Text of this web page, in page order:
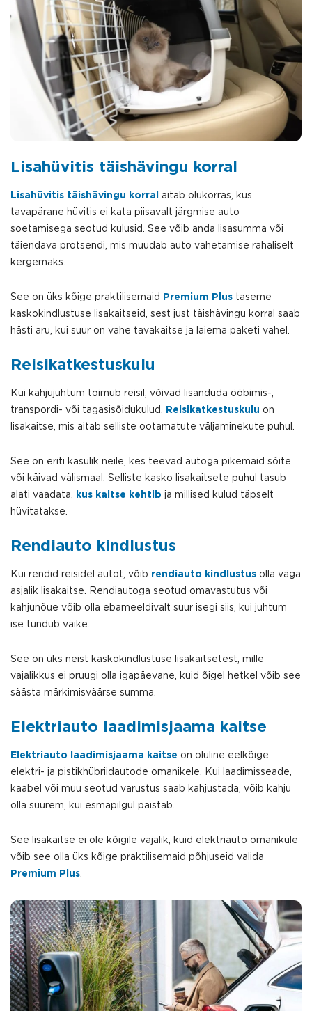
Lisahüvitis täishävingu korral
Lisahüvitis täishävingu korral
aitab olukorras, kus
tavapärane hüvitis ei kata piisavalt järgmise auto
soetamisega seotud kulusid. See võib anda lisasumma või
täiendava protsendi, mis muudab auto vahetamise rahaliselt
kergemaks.
See on üks kõige praktilisemaid Premium Plus taseme
kaskokindlustuse lisakaitseid, sest just täishävingu korral saab
hästi aru, kui suur on vahe tavakaitse ja laiema paketi vahel.
Reisikatkestuskulu
Kui kahjujuhtum toimub reisil, võivad lisanduda ööbimis-,
transpordi- või tagasisõidukulud.
Reisikatkestuskulu on
lisakaitse, mis aitab selliste ootamatute väljaminekute puhul.
See on eriti kasulik neile, kes teevad autoga pikemaid sõite
või käivad välismaal. Selliste kasko lisakaitsete puhul tasub
alati vaadata,
kus kaitse kehtib ja millised kulud täpselt
hüvitatakse.
Rendiauto kindlustus
Kui rendid reisidel autot, võib rendiauto kindlustus olla väga
asjalik lisakaitse. Rendiautoga seotud omavastutus või
kahjunõue võib olla ebameeldivalt suur isegi siis, kui juhtum
ise tundub väike.
See on üks neist kaskokindlustuse lisakaitsetest, mille
vajalikkus ei pruugi olla igapäevane, kuid õigel hetkel võib see
säästa märkimisväärse summa.
Elektriauto laadimisjaama kaitse
Elektriauto laadimisjaama kaitse on oluline eelkõige
elektri- ja pistikhübriidautode omanikele. Kui laadimisseade,
kaabel või muu seotud varustus saab kahjustada, võib kahju
olla suurem, kui esmapilgul paistab.
See lisakaitse ei ole kõigile vajalik, kuid elektriauto omanikule
võib see olla üks kõige praktilisemaid põhjuseid valida
Premium Plus